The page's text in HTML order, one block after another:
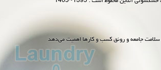
سلامت جامعه و رونق کسب و کارها اهمیت می‌دهد